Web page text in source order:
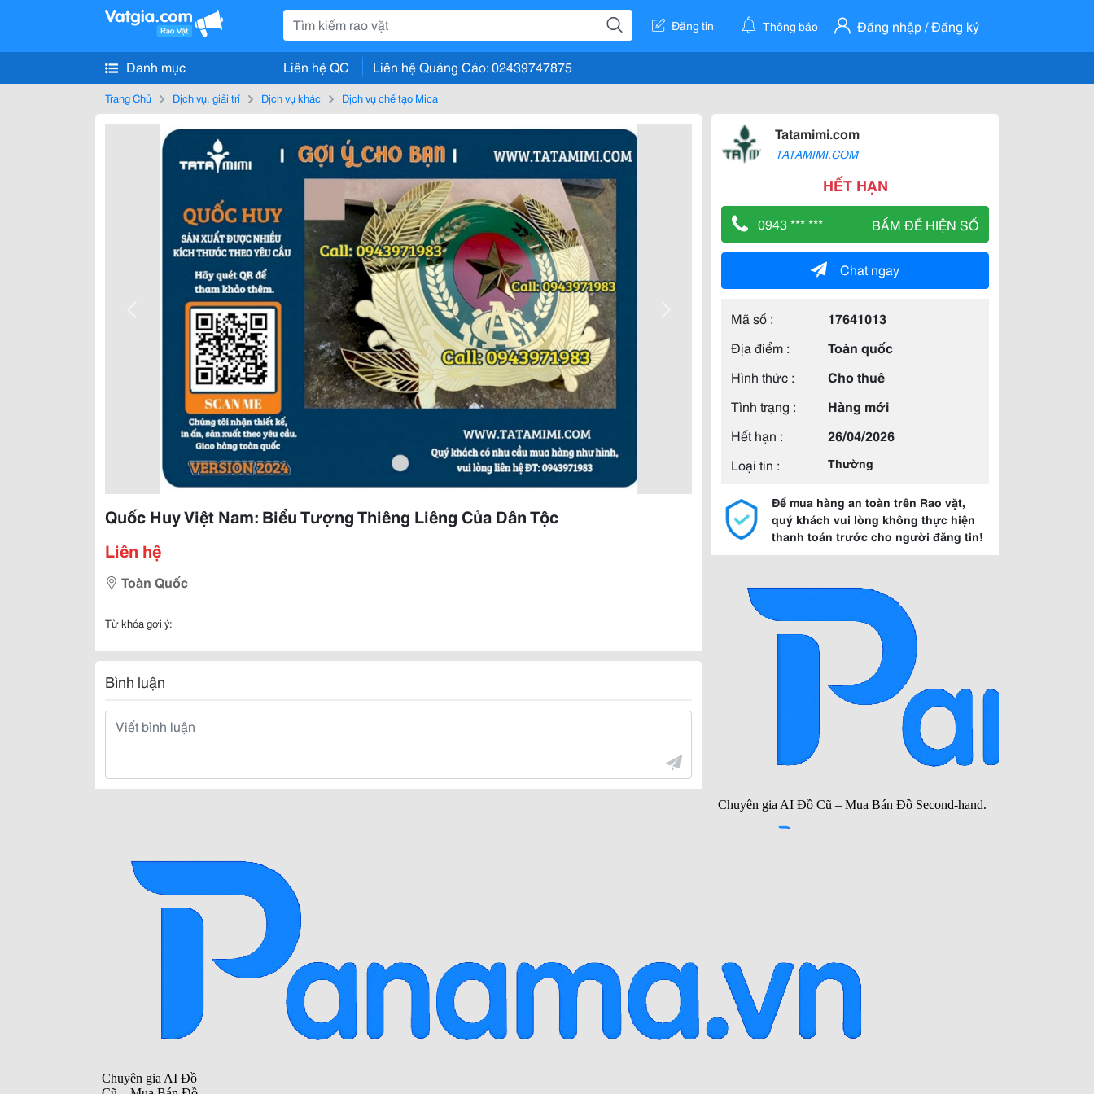
Đăng tin Thông báo Đăng nhập / Đăng ký
Danh mục Liên hệ QC Liên hệ Quảng Cáo: 02439747875
Trang Chủ Dịch vụ, giải trí Dịch vụ khác Dịch vụ chế tạo Mica
Quốc Huy Việt Nam: Biểu Tượng Thiêng Liêng Của Dân Tộc
Liên hệ
Toàn Quốc
Từ khóa gợi ý:
Bình luận
Tatamimi.com
TATAMIMI.COM
HẾT HẠN
0943 *** *** BẤM ĐỂ HIỆN SỐ
Chat ngay
Mã số :
17641013
Địa điểm :
Toàn quốc
Hình thức :
Cho thuê
Tình trạng :
Hàng mới
Hết hạn :
26/04/2026
Loại tin :
Thường
Để mua hàng an toàn trên Rao vặt,
quý khách vui lòng không thực hiện
thanh toán trước cho người đăng tin!